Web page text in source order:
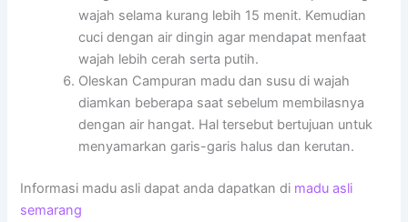
wajah selama kurang lebih 15 menit. Kemudian
cuci dengan air dingin agar mendapat menfaat
wajah lebih cerah serta putih.
Oleskan Campuran madu dan susu di wajah
diamkan beberapa saat sebelum membilasnya
dengan air hangat. Hal tersebut bertujuan untuk
menyamarkan garis-garis halus dan kerutan.
Informasi madu asli dapat anda dapatkan di madu asli
semarang